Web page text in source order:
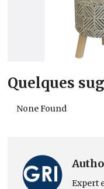
Quelques
None Found
Expert